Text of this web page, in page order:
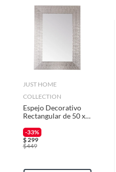
Cojines Decorativos
JUST HOME
COLLECTION
Espejo Decorativo
Rectangular de 50 x
-33%
$299
$449